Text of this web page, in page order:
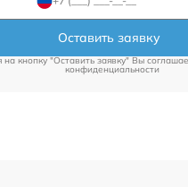
Оставить заявку
кнопку "Оставить заявку" Вы
конфиденциальности